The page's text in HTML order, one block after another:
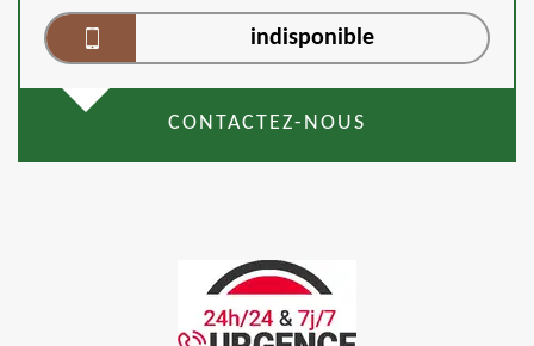
indisponible
CONTACTEZ-NOUS